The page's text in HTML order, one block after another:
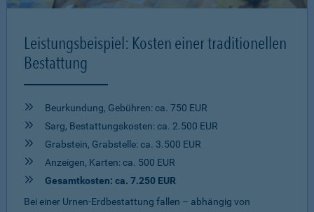
Leistungsbeispiel: Kosten einer traditionellen
Bestattung
Beurkundung, Gebühren: ca. 750 EUR
Sarg, Bestattungskosten: ca. 2.500 EUR
Grabstein, Grabstelle: ca. 3.500 EUR
Anzeigen, Karten: ca. 500 EUR
Gesamtkosten: ca. 7.250 EUR
Bei einer Urnen-Erdbestattung fallen – abhängig von